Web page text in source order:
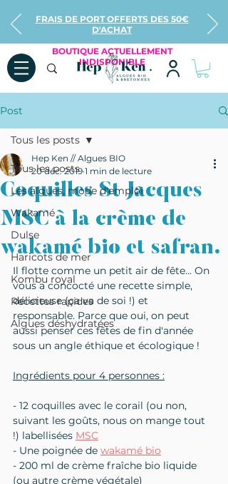
FRAIS DE PORT OFFERTS DES 50€
D'ACHAT
BOUTIQUE ACTUELLEMENT
INDISPONIBLE
Post
Tous les posts
Les algues, mode d'emploi
Wakamé
Dulse
Haricots de mer
Kombu royal
Recettes rapides
Algues déshydratées
Tous les posts
Coquilles St Jacques
MSC à la crème de
wakamé bio et safran.
Hep Ken // Algues BIO
20 déc. 2019 1 min de lecture
Il flotte comme un petit air de fête... On
vous a concocté une recette simple,
délicieuse (ça va de soi !) et
responsable. Parce que oui, on peut
aussi penser ces fêtes de fin d'année
sous un angle éthique et écologique !
Ingrédients pour 4 personnes :
- 12 coquilles avec le corail (ou non,
suivant les goûts, nous on mange tout
!) labellisées MSC
- Une poignée de wakamé bio
- 200 ml de crème fraîche bio liquide
(ou autre crème végétale)